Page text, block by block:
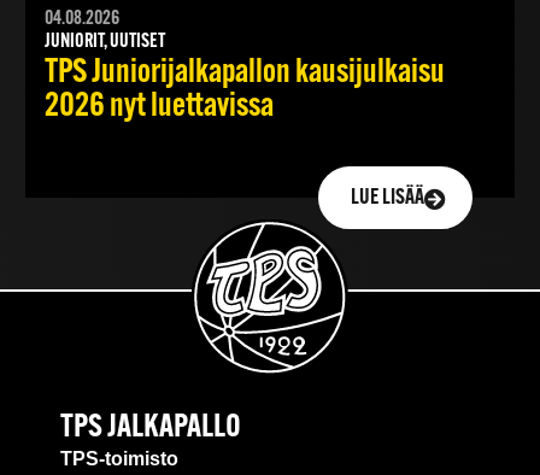
04.08.2026
JUNIORIT, UUTISET
TPS Juniorijalkapallon kausijulkaisu
2026 nyt luettavissa
LUE LISÄÄ
TPS JALKAPALLO
TPS-toimisto